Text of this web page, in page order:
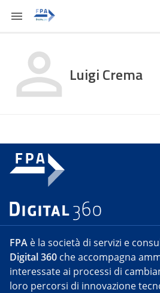
Luigi Crema
FPA è la società di servizi e
Digital 360 che accompagna
interessate ai processi di
loro percorsi di innovazione